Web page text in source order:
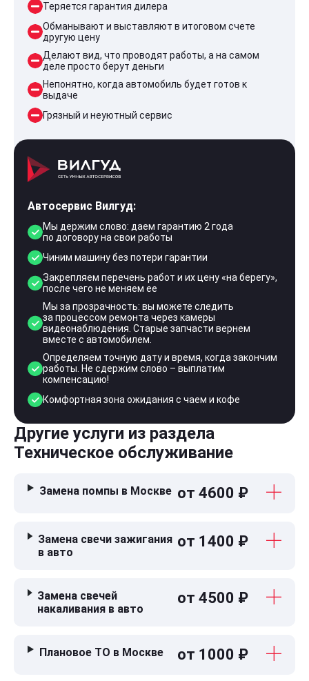
Теряется гарантия дилера
Обманывают и выставляют в итоговом счете
другую цену
Делают вид, что проводят работы, а на самом
деле просто берут деньги
Непонятно, когда автомобиль будет готов к
выдаче
Грязный и неуютный сервис
Автосервис Вилгуд:
Мы держим слово: даем гарантию 2 года
по договору на свои работы
Чиним машину без потери гарантии
Закрепляем перечень работ и их цену «на берегу»,
после чего не меняем ее
Мы за прозрачность: вы можете следить
за процессом ремонта через камеры
видеонаблюдения. Старые запчасти вернем
вместе с автомобилем.
Определяем точную дату и время, когда закончим
работы. Не сдержим слово – выплатим
компенсацию!
Комфортная зона ожидания с чаем и кофе
Другие услуги из раздела
Техническое обслуживание
Замена помпы в Москве от 4600 ₽
Замена свечи зажигания
в авто
от 1400 ₽
Замена свечей
накаливания в авто
от 4500 ₽
Плановое ТО в Москве от 1000 ₽